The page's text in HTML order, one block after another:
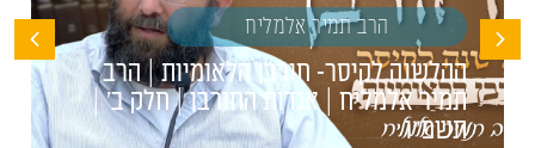
הרב תמיר אלמליח
ההלשנה לקיסר- חורבן הלאומיות | הרב
תמיר אלמליח | אגדות החורבן | חלק ב' |
תשפ"ו